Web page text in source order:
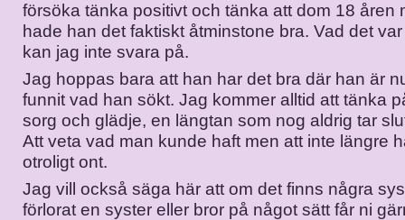
försöka tänka positivt och tänka att dom 18 åren
hade han det faktiskt åtminstone bra. Vad det
kan jag inte svara på.
Jag hoppas bara att han har det bra där han är
funnit vad han sökt. Jag kommer alltid att tänka
sorg och glädje, en längtan som nog aldrig tar
Att veta vad man kunde haft men att inte längre
otroligt ont.
Jag vill också säga här att om det finns några
förlorat en syster eller bror på något sätt får ni